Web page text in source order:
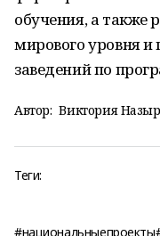
обучения, а также
мирового уровня
заведений по
Автор: Виктория
Теги: